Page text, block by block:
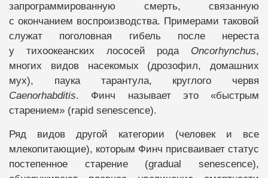
запрограммированную смерть, связанную
с окончанием воспроизводства. Примерами таковой
служат поголовная гибель после нереста
у тихоокеанских лососей рода Oncorhynchus,
многих видов насекомых (дрозофил, домашних
мух), паука тарантула, круглого червя
Caenorhabditis. Финч называет это «быстрым
старением» (rapid senescence).
Ряд видов другой категории (человек и все
млекопитающие), которым Финч присваивает статус
постепенное старение (gradual senescence),